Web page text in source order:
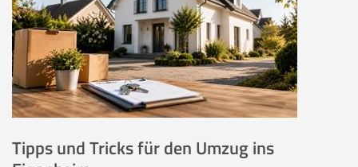
Tipps und Tricks für den Umzug ins